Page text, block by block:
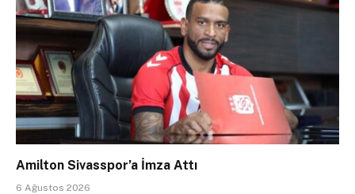
Amilton Sivasspor’a İmza Attı
6 Ağustos 2026